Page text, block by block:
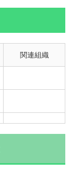
関連組織